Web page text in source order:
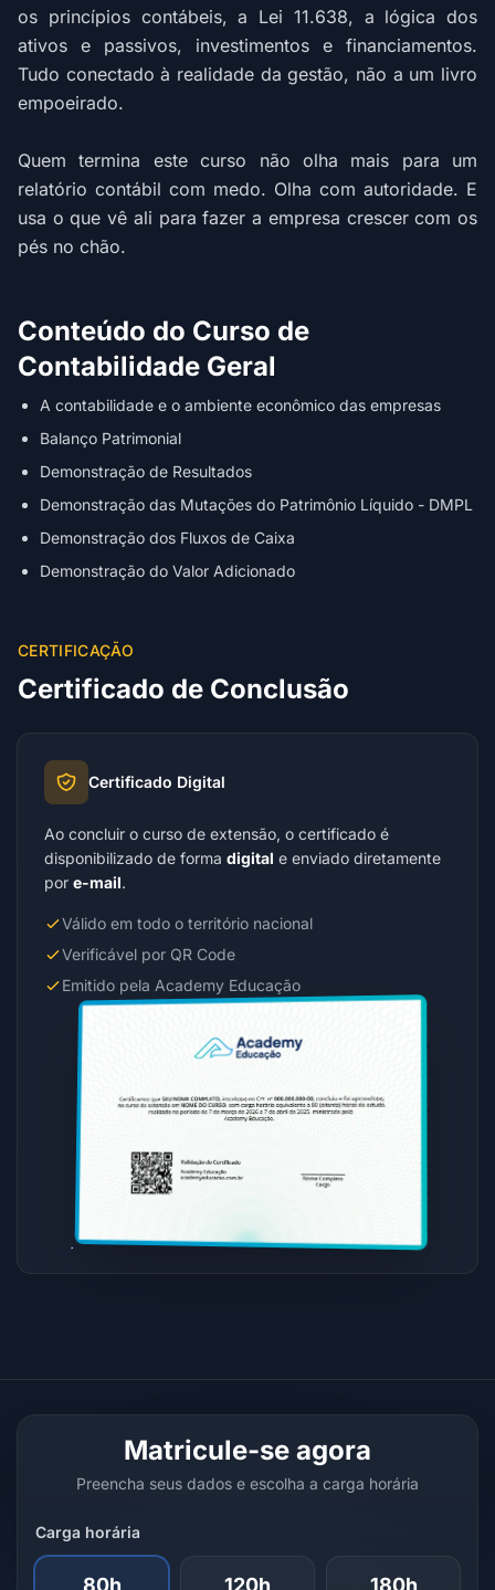
os princípios contábeis, a Lei 11.638, a lógica dos
ativos e passivos, investimentos e financiamentos.
Tudo conectado à realidade da gestão, não a um livro
empoeirado.
Quem termina este curso não olha mais para um
relatório contábil com medo. Olha com autoridade. E
usa o que vê ali para fazer a empresa crescer com os
pés no chão.
Conteúdo do Curso de
Contabilidade Geral
A contabilidade e o ambiente econômico das empresas
Balanço Patrimonial
Demonstração de Resultados
Demonstração das Mutações do Patrimônio Líquido - DMPL
Demonstração dos Fluxos de Caixa
Demonstração do Valor Adicionado
CERTIFICAÇÃO
Certificado de Conclusão
Certificado Digital
Ao concluir o curso de extensão, o certificado é
disponibilizado de forma digital e enviado diretamente
por e-mail.
Válido em todo o território nacional
Verificável por QR Code
Emitido pela Academy Educação
Matricule-se agora
Preencha seus dados e escolha a carga horária
Carga horária
80h 120h 180h